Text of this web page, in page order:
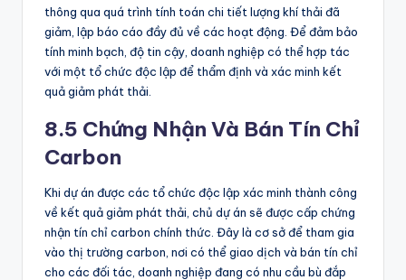
thông qua quá trình tính toán chi tiết lượng khí thải đã
giảm, lập báo cáo đầy đủ về các hoạt động. Để đảm bảo
tính minh bạch, độ tin cậy, doanh nghiệp có thể hợp tác
với một tổ chức độc lập để thẩm định và xác minh kết
quả giảm phát thải.
8.5 Chứng Nhận Và Bán Tín Chỉ
Carbon
Khi dự án được các tổ chức độc lập xác minh thành công
về kết quả giảm phát thải, chủ dự án sẽ được cấp chứng
nhận tín chỉ carbon chính thức. Đây là cơ sở để tham gia
vào thị trường carbon, nơi có thể giao dịch và bán tín chỉ
cho các đối tác, doanh nghiệp đang có nhu cầu bù đắp